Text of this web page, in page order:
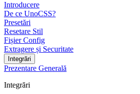
Introducere
De ce UnoCSS?
Presetări
Resetare Stil
Fișier Config
Extragere și Securitate
Integrări
Prezentare Generală
Integrări